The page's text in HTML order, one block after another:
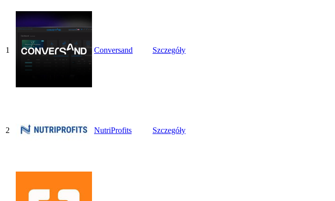
1 Conversand Szczegóły
2 NutriProfits Szczegóły